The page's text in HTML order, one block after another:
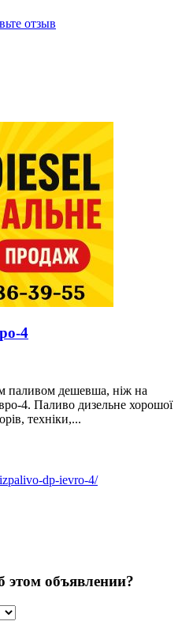
отзыв
4
паливом дешевша, ніж на
4. Паливо дизельне хорошої
техніки,...
dp-ievro-4/
этом объявлении?